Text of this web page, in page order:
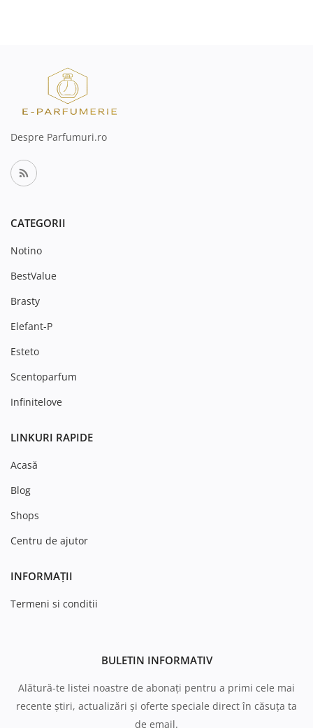
Despre Parfumuri.ro
CATEGORII
Notino
BestValue
Brasty
Elefant-P
Esteto
Scentoparfum
Infinitelove
LINKURI RAPIDE
Acasă
Blog
Shops
Centru de ajutor
INFORMAȚII
Termeni si conditii
BULETIN INFORMATIV
Alătură-te listei noastre de abonați pentru a primi cele mai
recente știri, actualizări și oferte speciale direct în căsuța ta
de email.